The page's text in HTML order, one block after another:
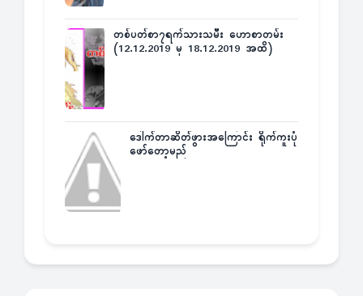
တစ်ပတ်စာ၇ရက်သားသမီး ဟောစာတမ်း
(12.12.2019 မှ 18.12.2019 အထိ)
ဒေါက်တာဆိတ်ဖွားအကြောင်း ရိုက်ကူးပုံ
ဖော်တော့မည်